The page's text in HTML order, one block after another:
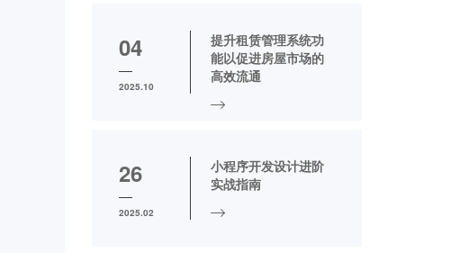
04
2025.10
提升租赁管理系统功
能以促进房屋市场的
高效流通
26
2025.02
小程序开发设计进阶
实战指南